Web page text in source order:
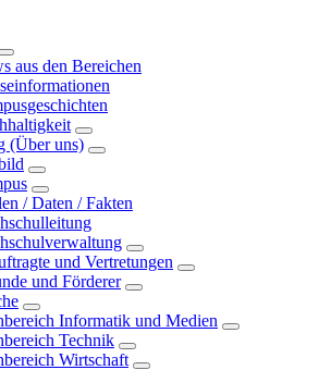
aus den Bereichen
(Über uns)
/ Daten / Fakten
und Vertretungen
und Förderer
Informatik und Medien
Technik
Wirtschaft